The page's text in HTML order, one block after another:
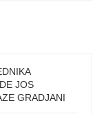
JOS
GRADJANI